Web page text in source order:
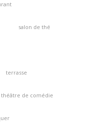
salon de thé
terrasse
théâtre de comédie